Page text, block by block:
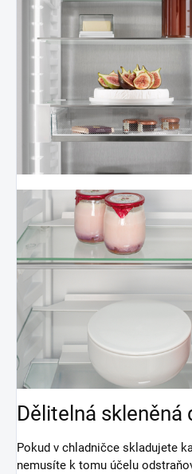
Dělitelná skleněná
Pokud v chladničce skladujete
nemusíte k tomu účelu